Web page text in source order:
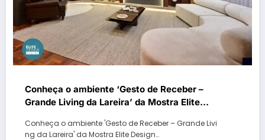
Conheça o ambiente ‘Gesto de Receber –
Grande Living da Lareira’ da Mostra Elite
Conheça o ambiente 'Gesto de Receber – Grande Livi
ng da Lareira' da Mostra Elite Design…